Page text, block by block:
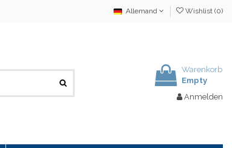
Allemand Wishlist (0)
Warenkorb
Empty
Anmelden